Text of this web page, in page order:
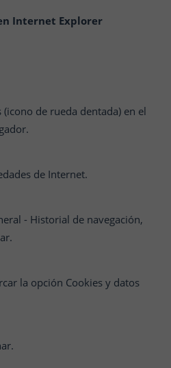
Internet Explorer
de rueda dentada) en el
de Internet.
- Historial de navegación,
la opción Cookies y datos